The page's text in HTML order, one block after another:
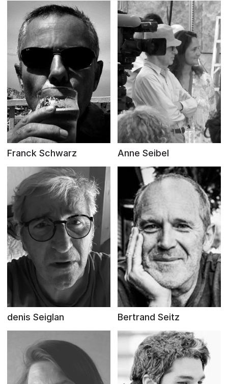
Franck Schwarz Anne Seibel
denis Seiglan Bertrand Seitz